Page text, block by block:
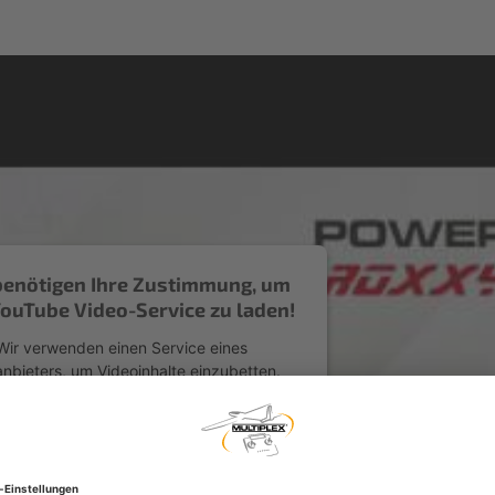
Ihre Zustimmung, um
Video-Service zu laden!
verwenden einen Service eines
um Videoinhalte einzubetten.
Bitte lesen Sie die Details durch und
Sie der Nutzung des Service zu, um